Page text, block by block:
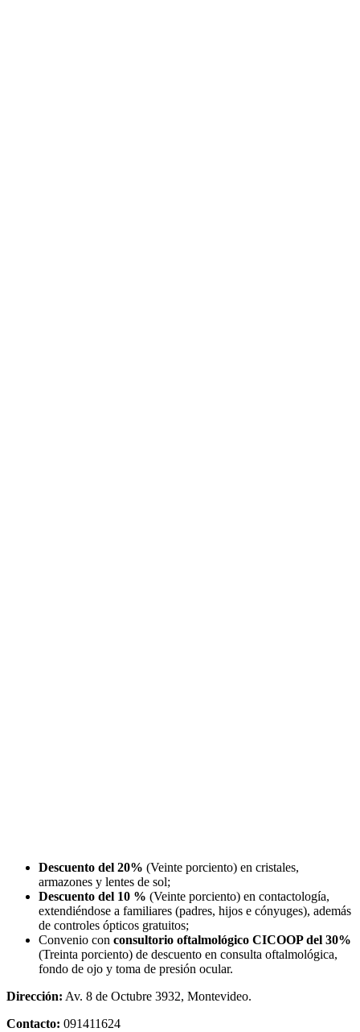
Descuento del 20% (Veinte porciento) en cristales,
armazones y lentes de sol;
Descuento del 10 % (Veinte porciento) en contactología,
extendiéndose a familiares (padres, hijos e cónyuges), además
de controles ópticos gratuitos;
Convenio con consultorio oftalmológico CICOOP del 30%
(Treinta porciento) de descuento en consulta oftalmológica,
fondo de ojo y toma de presión ocular.
Dirección: Av. 8 de Octubre 3932, Montevideo.
Contacto: 091411624